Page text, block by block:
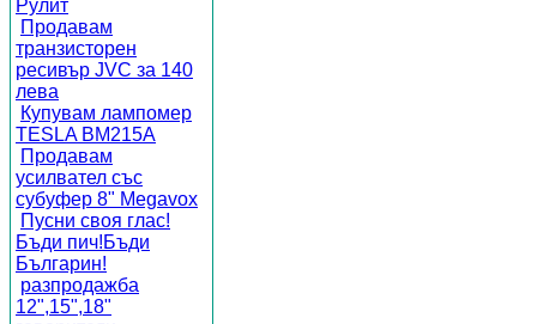
Рулит
Продавам
транзисторен
ресивър JVC за 140
лева
Купувам лампомер
TESLA BM215A
Продавам
усилвател със
субуфер 8" Megavox
Пусни своя глас!
Бъди пич!Бъди
Българин!
разпродажба
12",15",18"